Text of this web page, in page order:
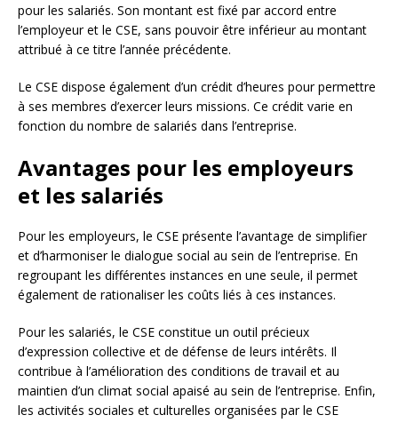
pour les salariés. Son montant est fixé par accord entre
l’employeur et le CSE, sans pouvoir être inférieur au montant
attribué à ce titre l’année précédente.
Le CSE dispose également d’un crédit d’heures pour permettre
à ses membres d’exercer leurs missions. Ce crédit varie en
fonction du nombre de salariés dans l’entreprise.
Avantages pour les employeurs
et les salariés
Pour les employeurs, le CSE présente l’avantage de simplifier
et d’harmoniser le dialogue social au sein de l’entreprise. En
regroupant les différentes instances en une seule, il permet
également de rationaliser les coûts liés à ces instances.
Pour les salariés, le CSE constitue un outil précieux
d’expression collective et de défense de leurs intérêts. Il
contribue à l’amélioration des conditions de travail et au
maintien d’un climat social apaisé au sein de l’entreprise. Enfin,
les activités sociales et culturelles organisées par le CSE